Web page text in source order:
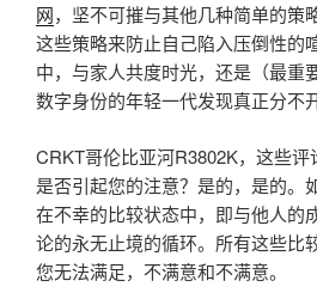
网，坚不可摧与其他几种简单的策
这些策略来防止自己陷入压倒性的
中，与家人共度时光，还是（最重
数字身份的年轻一代发现真正分不
CRKT哥伦比亚河R3802K，这些
是否引起您的注意？是的，是的。
在不幸的比较状态中，即与他人的
论的永无止境的循环。所有这些比
您无法满足，不满意和不满意。